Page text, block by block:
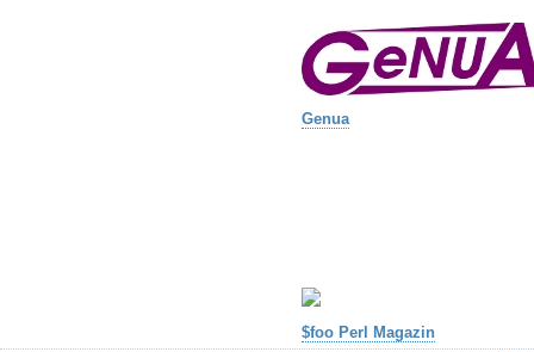
Genua
$foo Perl Magazin